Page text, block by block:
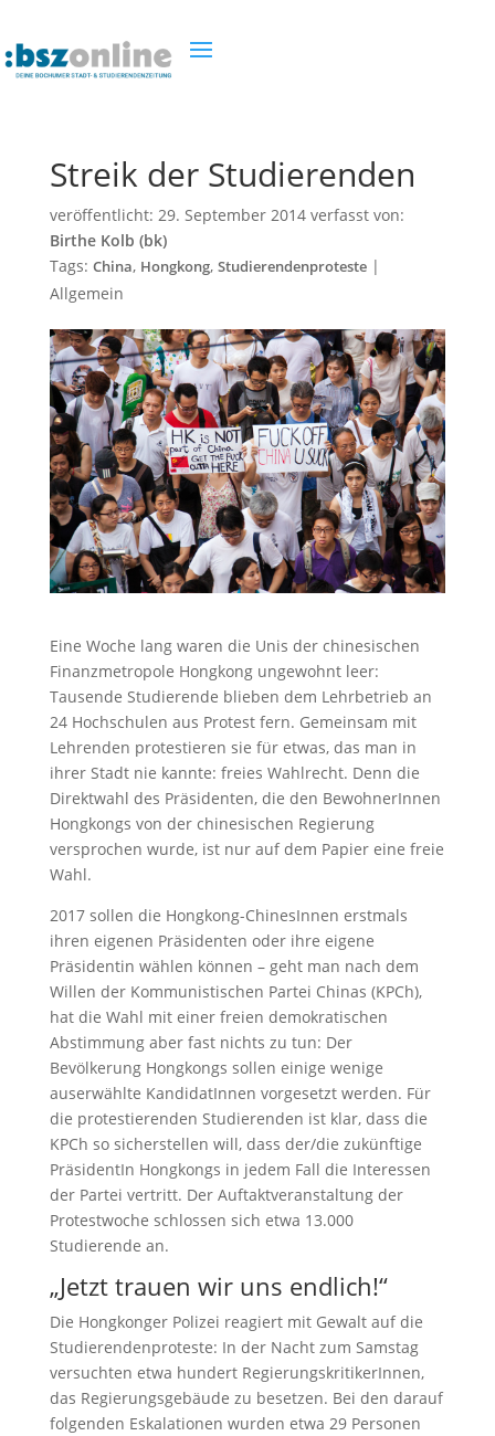
Streik der Studierenden
veröffentlicht: 29. September 2014verfasst von:
Birthe Kolb (bk)
Tags: China, Hongkong, Studierendenproteste|
Allgemein
Eine Woche lang waren die Unis der chinesischen
Finanzmetropole Hongkong ungewohnt leer:
Tausende Studierende blieben dem Lehrbetrieb an
24 Hochschulen aus Protest fern. Gemeinsam mit
Lehrenden protestieren sie für etwas, das man in
ihrer Stadt nie kannte: freies Wahlrecht. Denn die
Direktwahl des Präsidenten, die den BewohnerInnen
Hongkongs von der chinesischen Regierung
versprochen wurde, ist nur auf dem Papier eine freie
Wahl.
2017 sollen die Hongkong-ChinesInnen erstmals
ihren eigenen Präsidenten oder ihre eigene
Präsidentin wählen können – geht man nach dem
Willen der Kommunistischen Partei Chinas (KPCh),
hat die Wahl mit einer freien demokratischen
Abstimmung aber fast nichts zu tun: Der
Bevölkerung Hongkongs sollen einige wenige
auserwählte KandidatInnen vorgesetzt werden. Für
die protestierenden Studierenden ist klar, dass die
KPCh so sicherstellen will, dass der/die zukünftige
PräsidentIn Hongkongs in jedem Fall die Interessen
der Partei vertritt. Der Auftaktveranstaltung der
Protestwoche schlossen sich etwa 13.000
Studierende an.
„Jetzt trauen wir uns endlich!“
Die Hongkonger Polizei reagiert mit Gewalt auf die
Studierendenproteste: In der Nacht zum Samstag
versuchten etwa hundert RegierungskritikerInnen,
das Regierungsgebäude zu besetzen. Bei den darauf
folgenden Eskalationen wurden etwa 29 Personen